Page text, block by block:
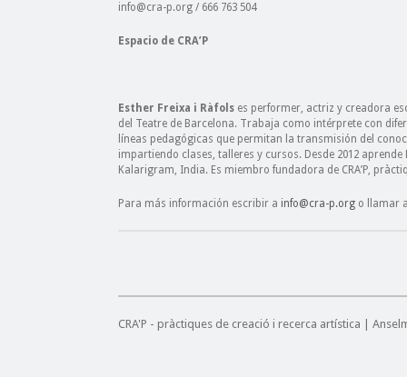
info@cra-p.org / 666 763 504
Espacio de CRA’P
Esther Freixa i Ràfols es performer, actriz y creadora
del Teatre de Barcelona. Trabaja como intérprete con
líneas pedagógicas que permitan la transmisión del
impartiendo clases, talleres y cursos. Desde 2012
Kalarigram, India. Es miembro fundadora de CRA’P,
Para más información escribir a info@cra-p.org o llamar
CRA'P - pràctiques de creació i recerca artística |